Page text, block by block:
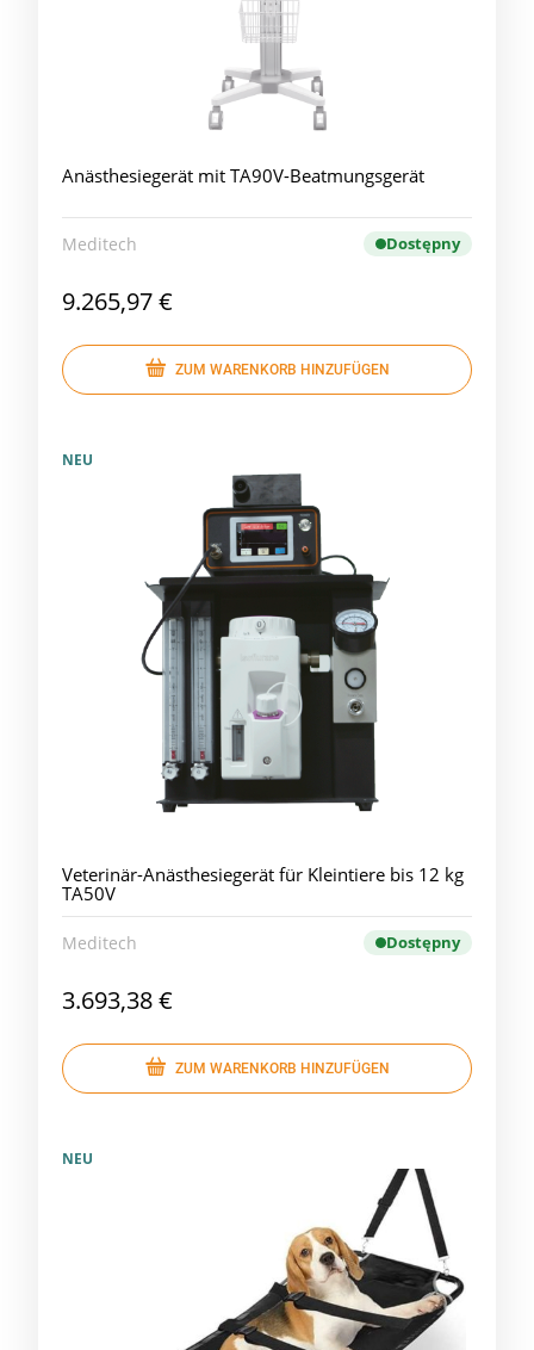
Anästhesiegerät mit TA90V-Beatmungsgerät
Meditech Dostępny
9.265,97 €
ZUM WARENKORB HINZUFÜGEN
Veterinär-Anästhesiegerät für Kleintiere bis 12 kg
TA50V
Meditech Dostępny
3.693,38 €
ZUM WARENKORB HINZUFÜGEN
NEU
NEU